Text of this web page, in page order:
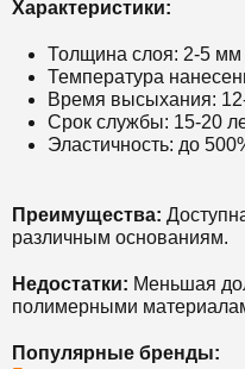
Характеристики:
Толщина слоя: 2-5 мм
Температура
Время высыхания:
Срок службы: 15-20
Эластичность: до
Преимущества:
различным основаниям.
Недостатки: Меньшая
полимерными
Популярные бренды: